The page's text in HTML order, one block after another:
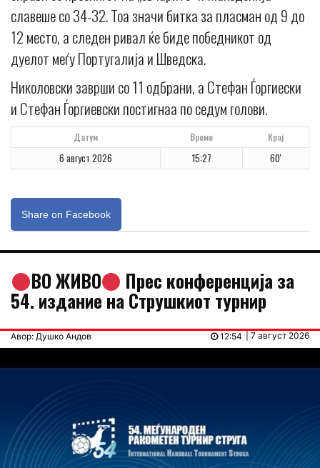
славеше со 34-32. Тоа значи битка за пласман од 9 до
12 место, а следен ривал ќе биде победникот од
дуелот меѓу Португалија и Шведска.
Николовски заврши со 11 одбрани, а Стефан Ѓоргиески
и Стефан Ѓоргиевски постигнаа по седум голови.
Датум Време Крај
6 август 2026 15:27 60'
Share on Facebook
ВО ЖИВО Прес конференција за
54. издание на Струшкиот турнир
Авор: Душко Андов | 7 август 2026
12:54